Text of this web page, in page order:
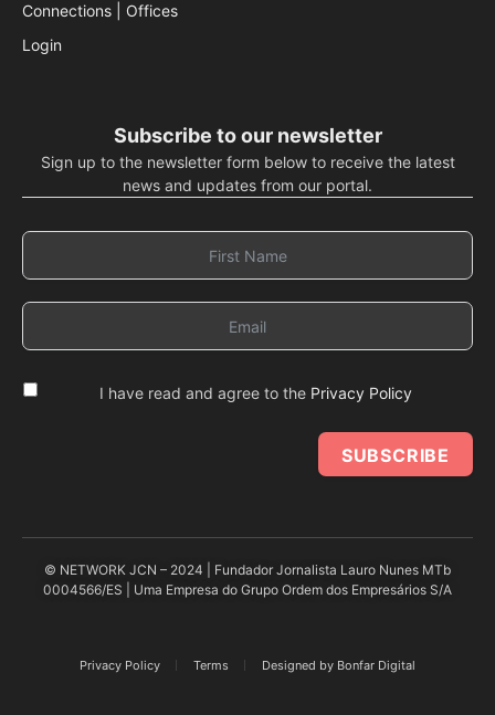
Connections | Offices
Login
Subscribe to our newsletter
Sign up to the newsletter form below to receive the latest
news and updates from our portal.
I have read and agree to the Privacy Policy
SUBSCRIBE
© NETWORK JCN – 2024 | Fundador Jornalista Lauro Nunes MTb
0004566/ES | Uma Empresa do Grupo Ordem dos Empresários S/A
Privacy Policy Terms Designed by Bonfar Digital